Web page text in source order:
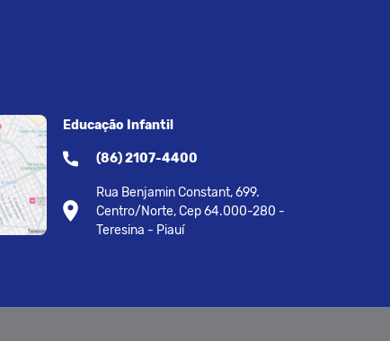
Educação Infantil
(86) 2107-4400
Rua Benjamin Constant, 699.
Centro/Norte, Cep 64.000-280 -
Teresina - Piauí